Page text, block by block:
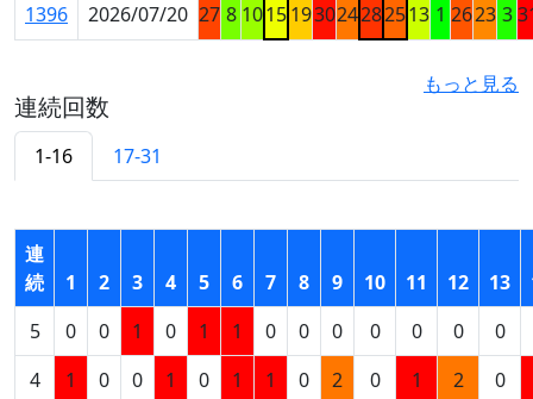
1396
2026/07/20 27 8 1015193024282513 1 2623 3
もっと見る
連続回数
1-16 17-31
連
続
1 2 3 4 5 6 7 8 9 10 11 12 13
5
0 0 1 0 1 1 0 0 0 0 0 0
0
4
1 0 0 1 0 1 1 0 2 0 1 2
0